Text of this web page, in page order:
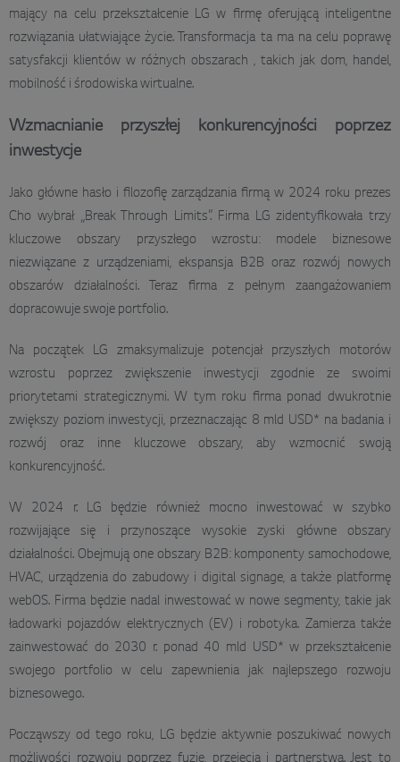
mający na celu przekształcenie LG w firmę oferującą inteligentne
rozwiązania ułatwiające życie. Transformacja ta ma na celu poprawę
satysfakcji klientów w różnych obszarach , takich jak dom, handel,
mobilność i środowiska wirtualne.
Wzmacnianie przyszłej konkurencyjności poprzez
inwestycje
Jako główne hasło i filozofię zarządzania firmą w 2024 roku prezes
Cho wybrał „Break Through Limits”. Firma LG zidentyfikowała trzy
kluczowe obszary przyszłego wzrostu: modele biznesowe
niezwiązane z urządzeniami, ekspansja B2B oraz rozwój nowych
obszarów działalności. Teraz firma z pełnym zaangażowaniem
dopracowuje swoje portfolio.
Na początek LG zmaksymalizuje potencjał przyszłych motorów
wzrostu poprzez zwiększenie inwestycji zgodnie ze swoimi
priorytetami strategicznymi. W tym roku firma ponad dwukrotnie
zwiększy poziom inwestycji, przeznaczając 8 mld USD* na badania i
rozwój oraz inne kluczowe obszary, aby wzmocnić swoją
konkurencyjność.
W 2024 r. LG będzie również mocno inwestować w szybko
rozwijające się i przynoszące wysokie zyski główne obszary
działalności. Obejmują one obszary B2B: komponenty samochodowe,
HVAC, urządzenia do zabudowy i digital signage, a także platformę
webOS. Firma będzie nadal inwestować w nowe segmenty, takie jak
ładowarki pojazdów elektrycznych (EV) i robotyka. Zamierza także
zainwestować do 2030 r. ponad 40 mld USD* w przekształcenie
swojego portfolio w celu zapewnienia jak najlepszego rozwoju
biznesowego.
Począwszy od tego roku, LG będzie aktywnie poszukiwać nowych